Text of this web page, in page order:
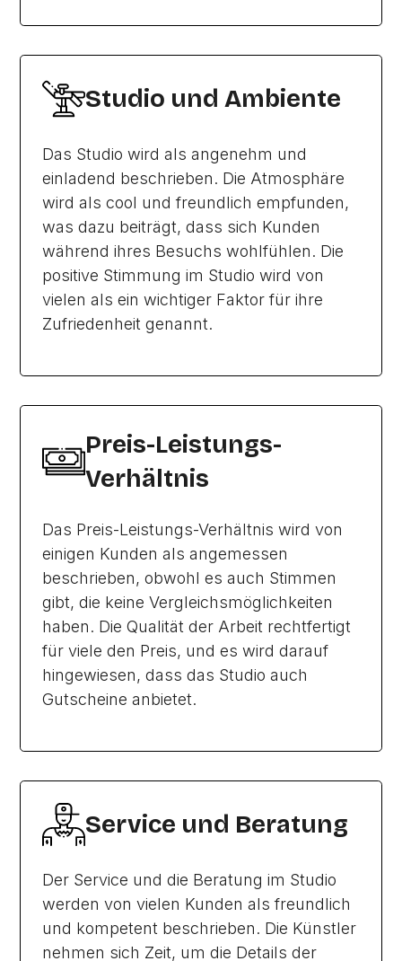
Studio und Ambiente
Das Studio wird als angenehm und
einladend beschrieben. Die Atmosphäre
wird als cool und freundlich empfunden,
was dazu beiträgt, dass sich Kunden
während ihres Besuchs wohlfühlen. Die
positive Stimmung im Studio wird von
vielen als ein wichtiger Faktor für ihre
Zufriedenheit genannt.
Preis-Leistungs-
Verhältnis
Das Preis-Leistungs-Verhältnis wird von
einigen Kunden als angemessen
beschrieben, obwohl es auch Stimmen
gibt, die keine Vergleichsmöglichkeiten
haben. Die Qualität der Arbeit rechtfertigt
für viele den Preis, und es wird darauf
hingewiesen, dass das Studio auch
Gutscheine anbietet.
Service und Beratung
Der Service und die Beratung im Studio
werden von vielen Kunden als freundlich
und kompetent beschrieben. Die Künstler
nehmen sich Zeit, um die Details der